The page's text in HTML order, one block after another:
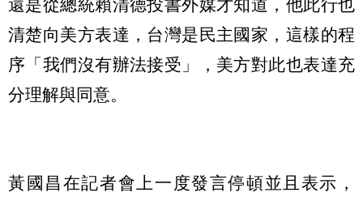
還是從總統賴清德投書外媒才知道，他此行也
清楚向美方表達，台灣是民主國家，這樣的程
序「我們沒有辦法接受」，美方對此也表達充
分理解與同意。
黃國昌在記者會上一度發言停頓並且表示，